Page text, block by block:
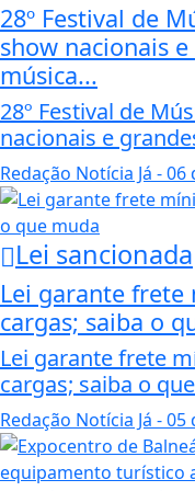
28º Festival de
show nacionais
música...
28º Festival de
nacionais e
Redação Notícia Já - 06
Lei sancionada
Lei garante
cargas; saiba o
Lei garante frete
cargas; saiba o
Redação Notícia Já - 05